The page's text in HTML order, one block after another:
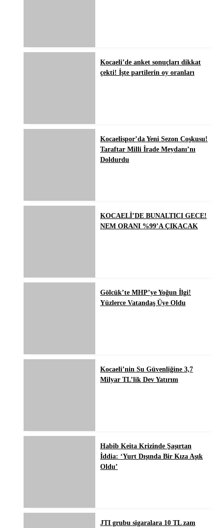
Kocaeli’de anket sonuçları dikkat
çekti! İşte partilerin oy oranları
Kocaelispor’da Yeni Sezon Coşkusu!
Taraftar Milli İrade Meydanı’nı
Doldurdu
KOCAELİ’DE BUNALTICI GECE!
NEM ORANI %99’A ÇIKACAK
Gölcük’te MHP’ye Yoğun İlgi!
Yüzlerce Vatandaş Üye Oldu
Kocaeli’nin Su Güvenliğine 3,7
Milyar TL’lik Dev Yatırım
Habib Keita Krizinde Şaşırtan
İddia: ‘Yurt Dışında Bir Kıza Aşık
Oldu’
JTI grubu sigaralara 10 TL zam